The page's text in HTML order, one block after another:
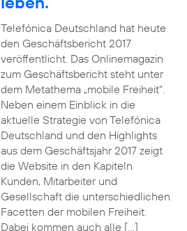
Telefónica Deutschland hat heute
den Geschäftsbericht 2017
veröffentlicht. Das Onlinemagazin
zum Geschäftsbericht steht unter
dem Metathema „mobile Freiheit“.
Neben einem Einblick in die
aktuelle Strategie von Telefónica
Deutschland und den Highlights
aus dem Geschäftsjahr 2017 zeigt
die Website in den Kapiteln
Kunden, Mitarbeiter und
Gesellschaft die unterschiedlichen
Facetten der mobilen Freiheit.
Dabei kommen auch alle […]